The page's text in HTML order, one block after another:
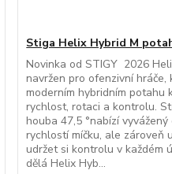
Stiga Helix Hybrid M
Novinka od STIGY 2026
navržen pro ofenzivní hráče,
moderním hybridním potahu
rychlost, rotaci a kontrolu.
houba 47,5 °nabízí
rychlostí míčku, ale zároveň
udržet si kontrolu v každém
dělá Helix Hyb...